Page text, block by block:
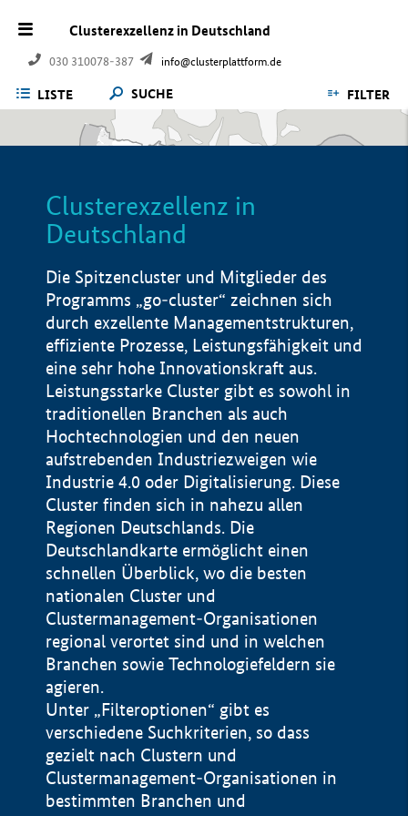
Clusterexzellenz in Deutschland
030 310078-387 info@clusterplattform.de
LISTE SUCHE FILTER
Clusterexzellenz in
Deutschland
Die Spitzencluster und Mitglieder des
Programms „go-cluster“ zeichnen sich
durch exzellente Managementstrukturen,
effiziente Prozesse, Leistungsfähigkeit und
eine sehr hohe Innovationskraft aus.
Leistungsstarke Cluster gibt es sowohl in
traditionellen Branchen als auch
Hochtechnologien und den neuen
aufstrebenden Industriezweigen wie
Industrie 4.0 oder Digitalisierung. Diese
Cluster finden sich in nahezu allen
Regionen Deutschlands. Die
Deutschlandkarte ermöglicht einen
schnellen Überblick, wo die besten
nationalen Cluster und
Clustermanagement-Organisationen
regional verortet sind und in welchen
Branchen sowie Technologiefeldern sie
agieren.
Unter „Filteroptionen“ gibt es
verschiedene Suchkriterien, so dass
gezielt nach Clustern und
Clustermanagement-Organisationen in
bestimmten Branchen und
Impressum
Datenschutzerklärung
BMWE, 2026 ©
100 km © Geobasis-DE / BKG 2015